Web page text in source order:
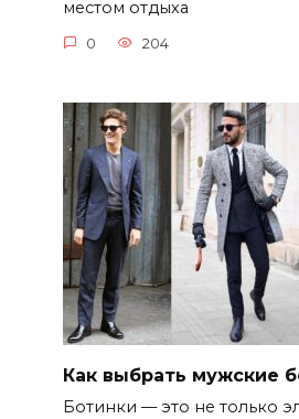
местом отдыха
0 204
Как выбрать мужские
Ботинки — это не только